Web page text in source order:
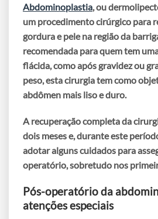
Abdominoplastia, ou
um procedimento cirúrgico para
gordura e pele na região da
recomendada para quem tem
flácida, como após gravidez ou
peso, esta cirurgia tem como
abdômen mais liso e duro.
A recuperação completa da
dois mesese, durante este
adotar alguns cuidados para
operatório, sobretudo nos
Pós-operatório da
atenções especiais